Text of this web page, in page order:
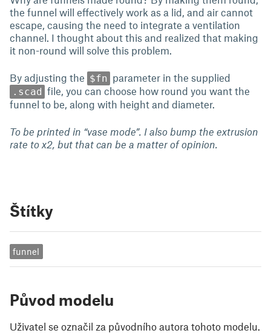
the funnel will effectively work as a lid, and air cannot
escape, causing the need to integrate a ventilation
channel. I thought about this and realized that making
it non-round will solve this problem.
By adjusting the $fn parameter in the supplied
.scad file, you can choose how round you want the
funnel to be, along with height and diameter.
To be printed in “vase mode”. I also bump the extrusion
rate to x2, but that can be a matter of opinion.
Štítky
funnel
Původ modelu
Uživatel se označil za původního autora tohoto modelu.